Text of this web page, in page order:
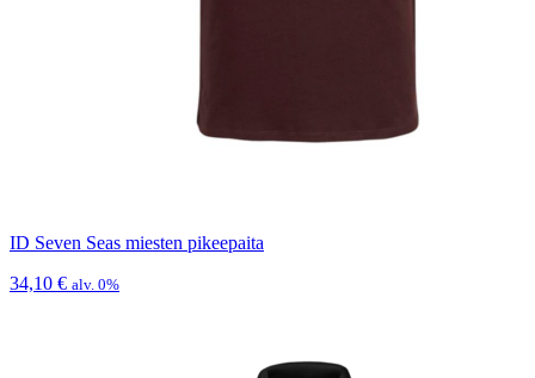
ID Seven Seas miesten pikeepaita
34,10 € alv. 0%